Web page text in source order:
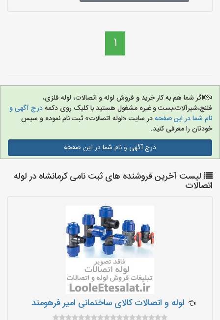
1
اگر شما هم به کار خرید و فروش لوله و اتصالات، لوله فلزی،
فلنج،شیرآلات،بست و غیره مشغول هستید با کلیک روی دکمهدرج آگهی و
نام شما در این صفحهدر سایت «لوله اتصالات» ثبت نام نموده و سپس
خودتان را معرفی کنید.
درج آگهی و نام شما در این صفحه
لیست آخرین فروشنده های ثبت نامی کرمانشاه در لوله
اتصالات
لوله و اتصالات کالای ساختمانی امیر فرهومند